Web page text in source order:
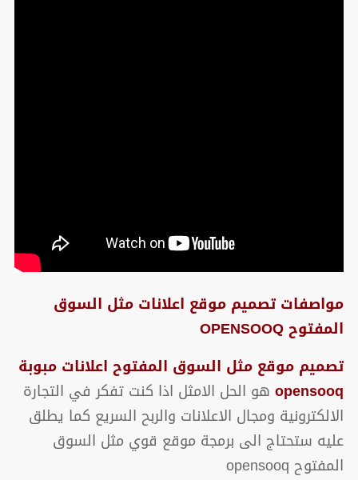
مواصفات تصميم موقع اعلانات مثل السوق
المفتوح OPENSOOQ
تصميم موقع مثل السوق المفتوح اعلانات مبوبة
opensooqهو الحل الامثل اذا كنت تفكر في التجارة
الالكترونية ومجال الاعلانات والربح السريع كما يطلق
عليه ستحتاج الى برمجة موقع قوي مثل السوق
المفتوح opensooq